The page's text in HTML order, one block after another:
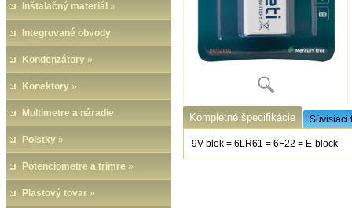
Inštalačný materiál »
Integrované obvody
Kondenzátory »
Konektory »
Multimetre a náradie
Poistky »
Potenciometre a trimre »
Plastový tovar »
Kompletné špecifikácie Súvisiaci
9V-blok = 6LR61 = 6F22 = E-block